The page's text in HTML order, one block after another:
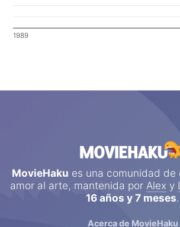
1989
MovieHaku es una comunidad de
amor al arte, mantenida por Alex y
16 años y 7 meses.
Acerca de MovieHaku